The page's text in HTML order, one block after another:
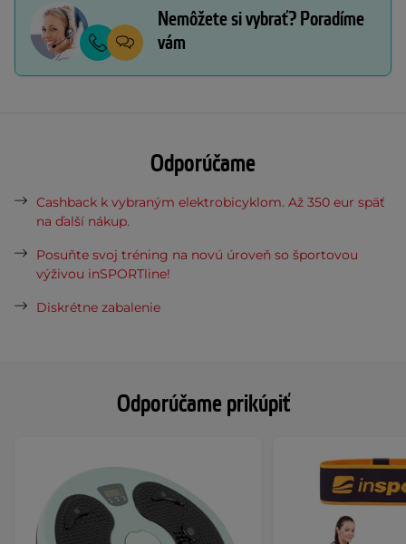
Odporúčame prikúpiť
Nemôžete si vybrať? Poradíme
vám
Odporúčame
Cashback k vybraným elektrobicyklom. Až 350 eur späť
na ďalší nákup.
Posuňte svoj tréning na novú úroveň so športovou
výživou inSPORTline!
Diskrétne zabalenie